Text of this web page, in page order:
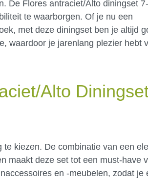
De Flores antraciet/Alto diningset
te waarborgen. Of je nu een
met deze diningset ben je altijd
waardoor je jarenlang plezier hebt
Alto
kiezen. De combinatie van een
maakt deze set tot een must-have
en -meubelen, zodat je